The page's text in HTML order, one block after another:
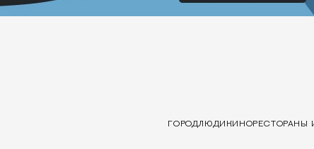
ГОРОДЛЮДИ КИНОРЕСТОРАНЫ